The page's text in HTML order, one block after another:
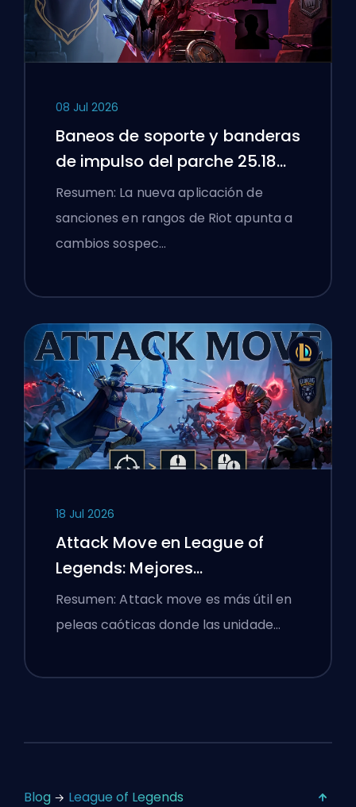
08 Jul 2026
Baneos de soporte y banderas
de impulso del parche 25.18
de League of Legends
Resumen: La nueva aplicación de
sanciones en rangos de Riot apunta a
cambios sospec…
18 Jul 2026
Attack Move en League of
Legends: Mejores
Configuraciones
Resumen: Attack move es más útil en
peleas caóticas donde las unidade…
Blog League of Legends